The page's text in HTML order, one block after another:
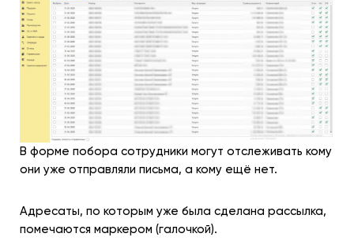
В форме побора сотрудники могут отслеживать кому
они уже отправляли письма, а кому ещё нет.
Адресаты, по которым уже была сделана рассылка,
помечаются маркером (галочкой).